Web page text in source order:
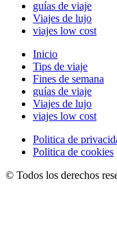
guías de viaje
Viajes de lujo
viajes low cost
Inicio
Tips de viaje
Fines de semana
guías de viaje
Viajes de lujo
viajes low cost
Politica de
Politica de cookies
© Todos los derechos